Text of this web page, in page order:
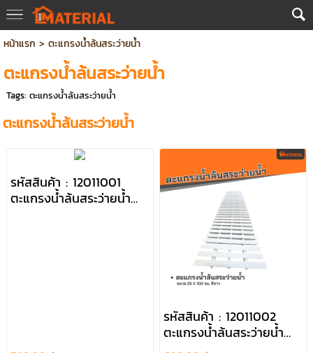
หน้าแรก > ตะแกรงน้ำล้นสระว่ายน้ำ
ตะแกรงน้ำล้นสระว่ายน้ำ
Tags: ตะแกรงน้ำล้นสระว่ายน้ำ
ตะแกรงน้ำล้นสระว่ายน้ำ
รหัสสินค้า : 12011001
ตะแกรงน้ำล้นสระว่ายน้ำ
รหัสสินค้า : 12011002
ตะแกรงน้ำล้นสระว่ายน้ำ
ขนาด 25 x 100 ซม. สีขาว